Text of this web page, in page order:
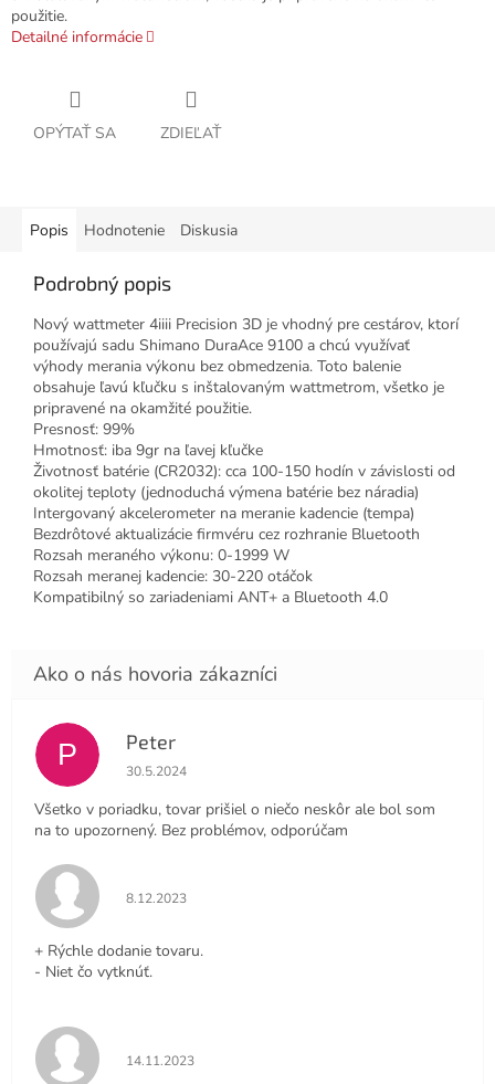
použitie.
Detailné informácie
OPÝTAŤ SA ZDIEĽAŤ
Popis Hodnotenie Diskusia
Podrobný popis
Nový wattmeter 4iiii Precision 3D je vhodný pre cestárov, ktorí
používajú sadu Shimano DuraAce 9100 a chcú využívať
výhody merania výkonu bez obmedzenia. Toto balenie
obsahuje ľavú kľučku s inštalovaným wattmetrom, všetko je
pripravené na okamžité použitie.
Presnosť: 99%
Hmotnosť: iba 9gr na ľavej kľučke
Životnosť batérie (CR2032): cca 100-150 hodín v závislosti od
okolitej teploty (jednoduchá výmena batérie bez náradia)
Intergovaný akcelerometer na meranie kadencie (tempa)
Bezdrôtové aktualizácie firmvéru cez rozhranie Bluetooth
Rozsah meraného výkonu: 0-1999 W
Rozsah meranej kadencie: 30-220 otáčok
Kompatibilný so zariadeniami ANT+ a Bluetooth 4.0
P Peter
Hodnotenie obchodu je 4 z 5 hviezdičiek.
30.5.2024
Všetko v poriadku, tovar prišiel o niečo neskôr ale bol som
na to upozornený. Bez problémov, odporúčam
Hodnotenie obchodu je 5 z 5 hviezdičiek.
8.12.2023
+ Rýchle dodanie tovaru.
- Niet čo vytknúť.
Hodnotenie obchodu je 5 z 5 hviezdičiek.
14.11.2023